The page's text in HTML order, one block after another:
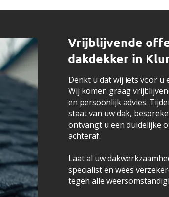
Vrijblijvende
dakdekker in
Denkt u dat wij iets voor u
Wij komen graag
en persoonlijk advies.
staat van uw dak,
ontvangt u een duidelijke
achteraf.
Laat al uw
specialist en wees
tegen alle